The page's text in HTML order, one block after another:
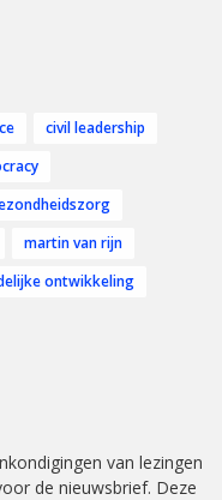
civil leadership
martin van rijn
ontwikkeling
van lezingen
de nieuwsbrief. Deze